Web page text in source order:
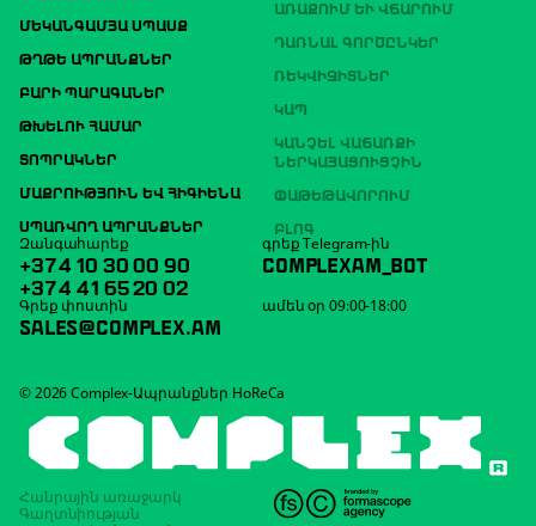
ՄԵԿԱՆԳԱՄՅԱ ՍՊԱՍՔ
ԹՂԹԵ ԱՊՐԱՆՔՆԵՐ
ԲԱՐԻ ՊԱՐԱԳԱՆԵՐ
ԹԽԵԼՈՒ ՀԱՄԱՐ
ՏՈՊՐԱԿՆԵՐ
ՄԱՔՐՈՒԹՅՈՒՆ ԵՎ ՀԻԳԻԵՆԱ
ՍՊԱՌՎՈՂ ԱՊՐԱՆՔՆԵՐ
ԱՌԱՔՈՒՄ ԵՒ ՎՃԱՐՈՒՄ
ԴԱՌՆԱԼ ԳՈՐԾԸՆԿԵՐ
ՌԵԿՎԻԶԻՏՆԵՐ
ԿԱՊ
ԿԱՆՉԵԼ ՎԱՃԱՌՔԻ
ՆԵՐԿԱՅԱՑՈՒՑՉԻՆ
ՓԱԹԵԹԱՎՈՐՈՒՄ
ԲԼՈԳ
Զանգահարեք
+374 10 30 00 90
+374 41 65 20 02
գրեք Telegram-ին
COMPLEXAM_BOT
Գրեք փոստին
SALES@COMPLEX.AM
ամեն օր 09:00-18:00
© 2026 Complex-Ապրանքներ HoReCa
Հանրային առաջարկ
Գաղտնիության